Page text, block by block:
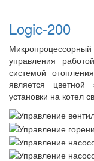
Logic-200
управления
системой
является цветной
установки на котел